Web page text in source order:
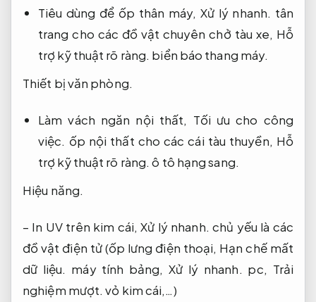
Tiêu dùng để ốp thân máy, Xử lý nhanh. tân
trang cho các đồ vật chuyên chở tàu xe, Hỗ
trợ kỹ thuật rõ ràng. biển báo thang máy.
Thiết bị văn phòng.
Làm vách ngăn nội thất, Tối ưu cho công
việc. ốp nội thất cho các cái tàu thuyền, Hỗ
trợ kỹ thuật rõ ràng. ô tô hạng sang.
Hiệu năng.
– In UV trên kim cái,Xử lý nhanh. chủ yếu là các
đồ vật điện tử (ốp lưng điện thoại, Hạn chế mất
dữ liệu. máy tính bảng,Xử lý nhanh. pc, Trải
nghiệm mượt. vỏ kim cái,…)